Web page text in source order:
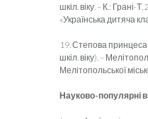
шкіл. віку. – К.: Грані-
«Українська дитяча
19. Степова принцеса:
шкіл. віку). –
Мелітопольської
Науково-популярні